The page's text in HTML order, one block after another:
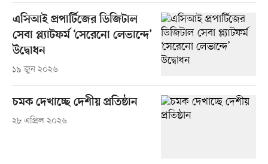
এসিআই প্রপার্টিজের ডিজিটাল
সেবা প্ল্যাটফর্ম ‘সেরেনো লেভান্দে’
উদ্বোধন
১৯ জুন ২০২৬
চমক দেখাচ্ছে দেশীয় প্রতিষ্ঠান
২৮ এপ্রিল ২০২৬